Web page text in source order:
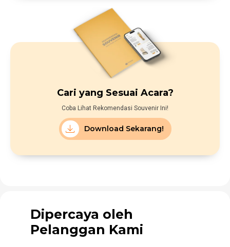
Cari yang Sesuai Acara?
Coba Lihat Rekomendasi Souvenir Ini!
Download Sekarang!
Dipercaya oleh
Pelanggan Kami